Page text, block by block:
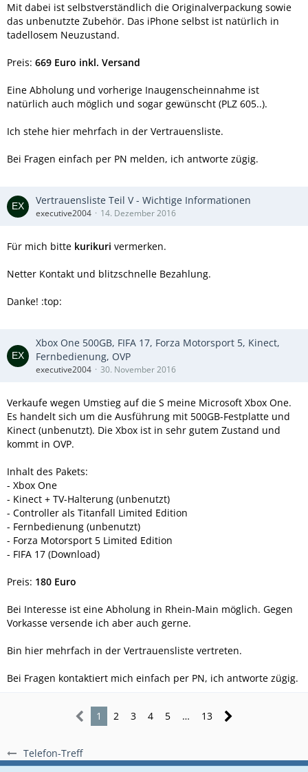
Telefon-Treff
Mit dabei ist selbstverständlich die Originalverpackung sowie
das unbenutzte Zubehör. Das iPhone selbst ist natürlich in
tadellosem Neuzustand.
Preis: 669 Euro inkl. Versand
Eine Abholung und vorherige Inaugenscheinnahme ist
natürlich auch möglich und sogar gewünscht (PLZ 605..).
Ich stehe hier mehrfach in der Vertrauensliste.
Bei Fragen einfach per PN melden, ich antworte zügig.
Vertrauensliste Teil V - Wichtige Informationen
executive2004 14. Dezember 2016
Für mich bitte kurikuri vermerken.
Netter Kontakt und blitzschnelle Bezahlung.
Danke! :top:
Xbox One 500GB, FIFA 17, Forza Motorsport 5, Kinect,
Fernbedienung, OVP
executive2004 30. November 2016
Verkaufe wegen Umstieg auf die S meine Microsoft Xbox One.
Es handelt sich um die Ausführung mit 500GB-Festplatte und
Kinect (unbenutzt). Die Xbox ist in sehr gutem Zustand und
kommt in OVP.
Inhalt des Pakets:
- Xbox One
- Kinect + TV-Halterung (unbenutzt)
- Controller als Titanfall Limited Edition
- Fernbedienung (unbenutzt)
- Forza Motorsport 5 Limited Edition
- FIFA 17 (Download)
Preis: 180 Euro
Bei Interesse ist eine Abholung in Rhein-Main möglich. Gegen
Vorkasse versende ich aber auch gerne.
Bin hier mehrfach in der Vertrauensliste vertreten.
Bei Fragen kontaktiert mich einfach per PN, ich antworte zügig.
1 2 3 4 5 … 13